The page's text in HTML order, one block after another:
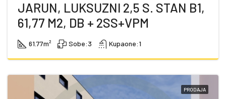
JARUN, LUKSUZNI 2,5 S. STAN B1,
61,77 M2, DB + 2SS+VPM
61.77m² Sobe:3 Kupaone:1
PRODAJA